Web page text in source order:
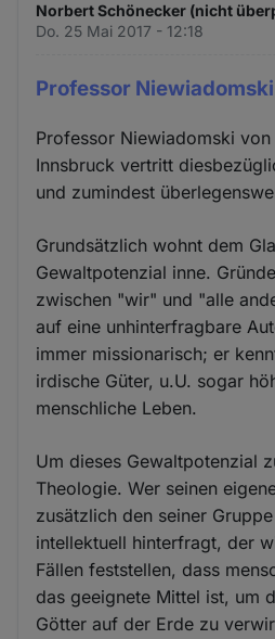
Norbert Schönecker (nicht
Do. 25 Mai 2017 - 12:18
Professor
Professor Niewiadomski
Innsbruck vertritt
und zumindest
Grundsätzlich wohnt dem
Gewaltpotenzial inne.
zwischen "wir" und "alle
auf eine unhinterfragbare
immer missionarisch; er
irdische Güter, u.U. sogar
menschliche Leben.
Um dieses Gewaltpotenzial
Theologie. Wer seinen
zusätzlich den seiner
intellektuell hinterfragt, der
Fällen feststellen, dass
das geeignete Mittel ist, um
Götter auf der Erde zu